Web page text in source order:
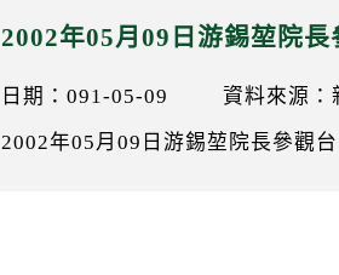
2002年05月09日游錫堃院
日期：091-05-09
資料來源：
2002年05月09日游錫堃院長參觀